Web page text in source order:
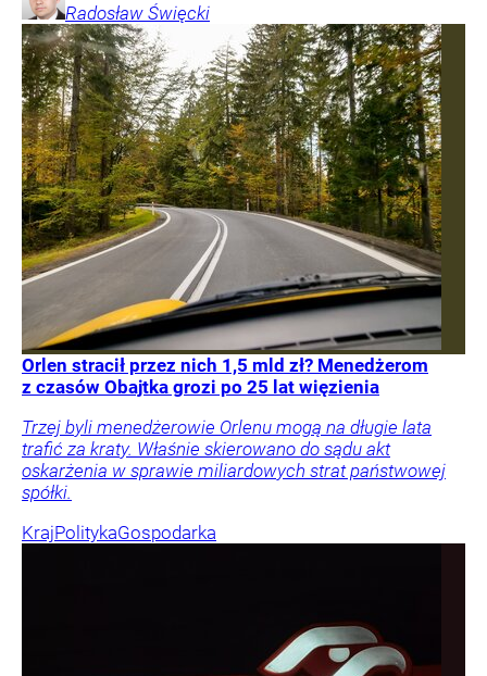
Radosław Święcki
Orlen stracił przez nich 1,5 mld zł? Menedżerom
z czasów Obajtka grozi po 25 lat więzienia
Trzej byli menedżerowie Orlenu mogą na długie lata
trafić za kraty. Właśnie skierowano do sądu akt
oskarżenia w sprawie miliardowych strat państwowej
spółki.
KrajPolitykaGospodarka